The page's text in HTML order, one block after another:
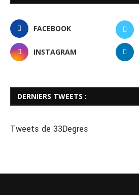
FACEBOOK
INSTAGRAM
DERNIERS TWEETS :
Tweets de 33Degres